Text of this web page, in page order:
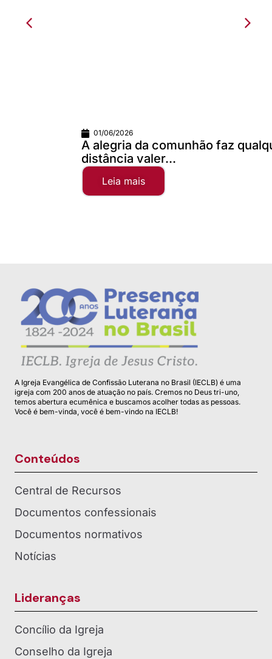
A alegria da comunhão faz qualquer
distância valer...
A Igreja Evangélica de Confissão Luterana no Brasil (IECLB) é uma
igreja com 200 anos de atuação no país. Cremos no Deus tri-uno,
temos abertura ecumênica e buscamos acolher todas as pessoas.
Você é bem-vinda, você é bem-vindo na IECLB!
Conteúdos
Central de Recursos
Documentos confessionais
Documentos normativos
Notícias
Lideranças
Concílio da Igreja
Conselho da Igreja